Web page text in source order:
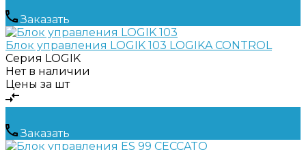
Заказать
Блок управления LOGIK 103 LOGIKA CONTROL
Серия LOGIK
Нет в наличии
Цены за шт
Заказать